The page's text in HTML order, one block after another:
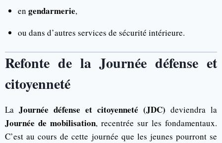
en gendarmerie,
ou dans d’autres services de sécurité intérieure.
Refonte de la Journée défense et
citoyenneté
La Journée défense et citoyenneté (JDC) deviendra la
Journée de mobilisation, recentrée sur les fondamentaux.
C’est au cours de cette journée que les jeunes pourront se